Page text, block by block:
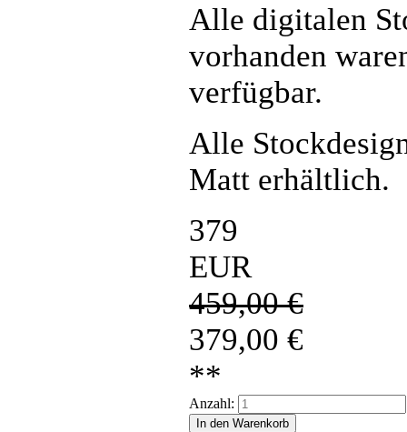
Alle digitalen
vorhanden
verfügbar.
Alle
Matt erhältlich.
379
EUR
459,00€
379,00 €
**
Anzahl: